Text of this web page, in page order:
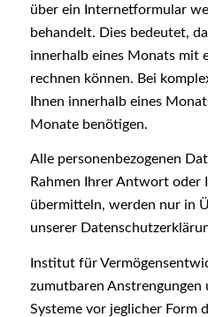
über ein Internetformular
behandelt. Dies bedeutet,
innerhalb eines Monats mit
rechnen können. Bei
Ihnen innerhalb eines
Monate benötigen.
Alle personenbezogenen
Rahmen Ihrer Antwort oder
übermitteln, werden nur in
unserer
Institut für
zumutbaren Anstrengungen
Systeme vor jeglicher Form